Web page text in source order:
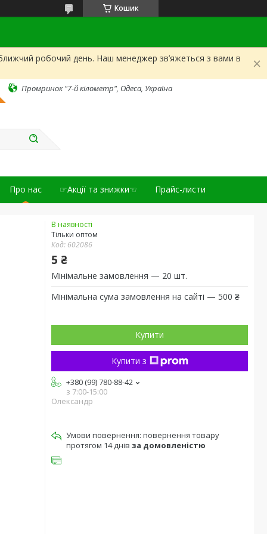
Кошик
робочий день. Наш менеджер зв’яжеться з вами в
Промринок "7-й кілометр", Одеса, Україна
Про нас ☞Акції та знижки☜ Прайс-листи
В наявності
Тільки оптом
Код: 602086
5 ₴
Мінімальне замовлення — 20 шт.
Мінімальна сума замовлення на сайті — 500 ₴
Купити
Купити з
+380 (99) 780-88-42
з 7:00-15:00
Олександр
повернення товару
протягом 14 днів за домовленістю